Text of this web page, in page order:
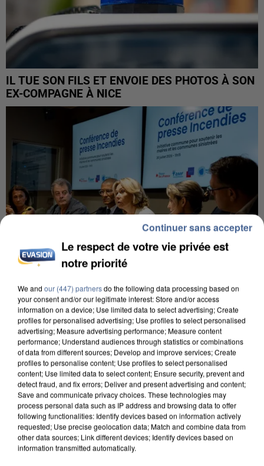
IL TUE SON FILS ET ENVOIE DES PHOTOS À SON
EX-COMPAGNE À NICE
INCENDIES : L’ÎLE-DE-FRANCE LANCE UN ÉLAN
DE SOLIDARITÉ AVEC LES...
Le respect de votre vie privée est
notre priorité
We and our (447) partnersdo the following data processing based on
your consent and/or our legitimate interest: Store and/or access
information on a device; Use limited data to select advertising; Create
profiles for personalised advertising; Use profiles to select personalised
advertising; Measure advertising performance; Measure content
performance; Understand audiences through statistics or combinations
of data from different sources; Develop and improve services; Create
profiles to personalise content; Use profiles to select personalised
content; Use limited data to select content; Ensure security, prevent and
detect fraud, and fix errors; Deliver and present advertising and content;
Save and communicate privacy choices. These technologies may
process personal data such as IP address and browsing data to offer
following functionalities: Identify devices based on information actively
requested; Use precise geolocation data; Match and combine data from
other data sources; Link different devices; Identify devices based on
information transmitted automatically.
Continuer sans accepter